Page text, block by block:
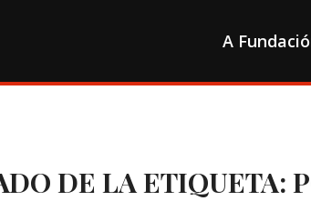
A
DE LA ETIQUETA: